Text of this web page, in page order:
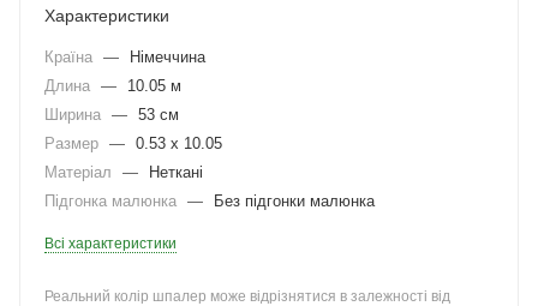
Характеристики
Країна —
Німеччина
Длина —
10.05 м
Ширина — 53 см
Размер — 0.53 x 10.05
Матеріал
—
Неткані
Підгонка малюнка — Без підгонки малюнка
Всі характеристики
Реальний колір шпалер може відрізнятися в залежності від